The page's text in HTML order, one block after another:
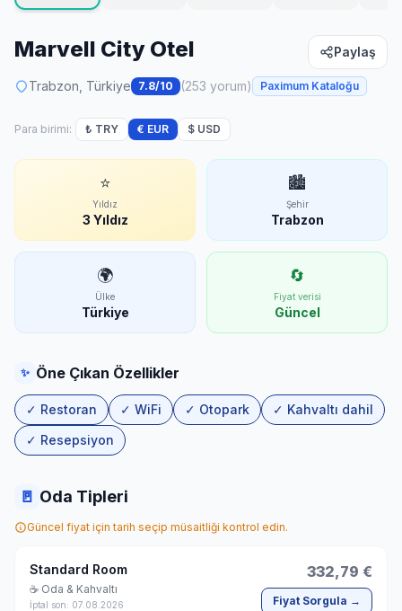
Marvell City Otel Paylaş
Trabzon, Türkiye 7.8/10 (253 yorum) Paximum Kataloğu
Para birimi: ₺ TRY € EUR $ USD
⭐
Yıldız
3 Yıldız
🏙
Şehir
Trabzon
🌍
Ülke
Türkiye
🔄
Fiyat verisi
Güncel
✨ Öne Çıkan Özellikler
✓ Restoran ✓ WiFi ✓ Otopark
✓ Kahvaltı dahil
✓ Resepsiyon
🚪 Oda Tipleri
Güncel fiyat için tarih seçip müsaitliği kontrol edin.
Standard Room
☕ Oda & Kahvaltı
İptal son: 07.08.2026
332,79 €
Fiyat Sorgula →